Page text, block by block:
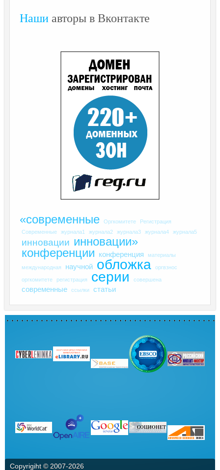
Наши авторы в Вконтакте
«современные Оргкомитете
Регистрация
Современные
журнала1 журнала2 журнала3 журнала4 журнала5
инновации инновации»
конференции
конференция материалы
международная научной обложка оргвзнос
оргкомитете регистрация серии совершена
современные ссылки статьи
Copyrigiht © 2007-2026